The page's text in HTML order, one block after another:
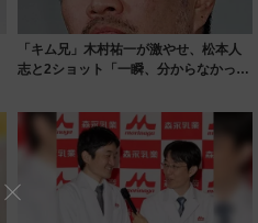
「キム兄」木村祐一が激やせ、松本人
志と2ショット「一瞬、分からなかった